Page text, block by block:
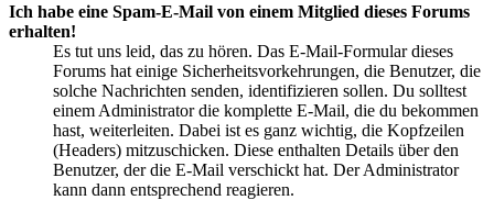
Ich habe eine Spam-E-Mail von einem Mitglied dieses Forums
erhalten!
Es tut uns leid, das zu hören. Das E-Mail-Formular dieses
Forums hat einige Sicherheitsvorkehrungen, die Benutzer, die
solche Nachrichten senden, identifizieren sollen. Du solltest
einem Administrator die komplette E-Mail, die du bekommen
hast, weiterleiten. Dabei ist es ganz wichtig, die Kopfzeilen
(Headers) mitzuschicken. Diese enthalten Details über den
Benutzer, der die E-Mail verschickt hat. Der Administrator
kann dann entsprechend reagieren.